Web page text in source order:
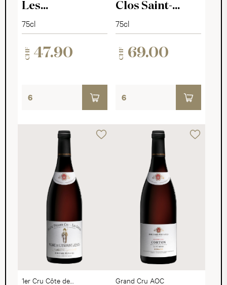
Les
Marconnets
2022
75cl
CHF 47.90
Clos Saint-
Landry 2022
75cl
CHF 69.00
1er Cru Côte de Grand Cru AOC